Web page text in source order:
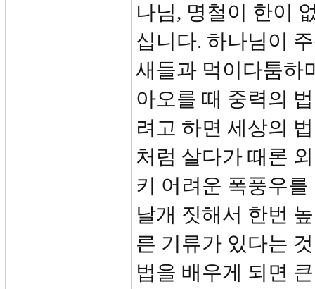
나님, 명철이 한이
십니다. 하나님이
새들과 먹이다툼하
아오를 때 중력의
려고 하면 세상의
처럼 살다가 때론
키 어려운 폭풍우
날개 짓해서 한번
른 기류가 있다는
법을 배우게 되면